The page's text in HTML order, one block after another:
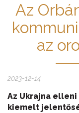
Az
az
2023-12-14
Az Ukrajna
kiemelt